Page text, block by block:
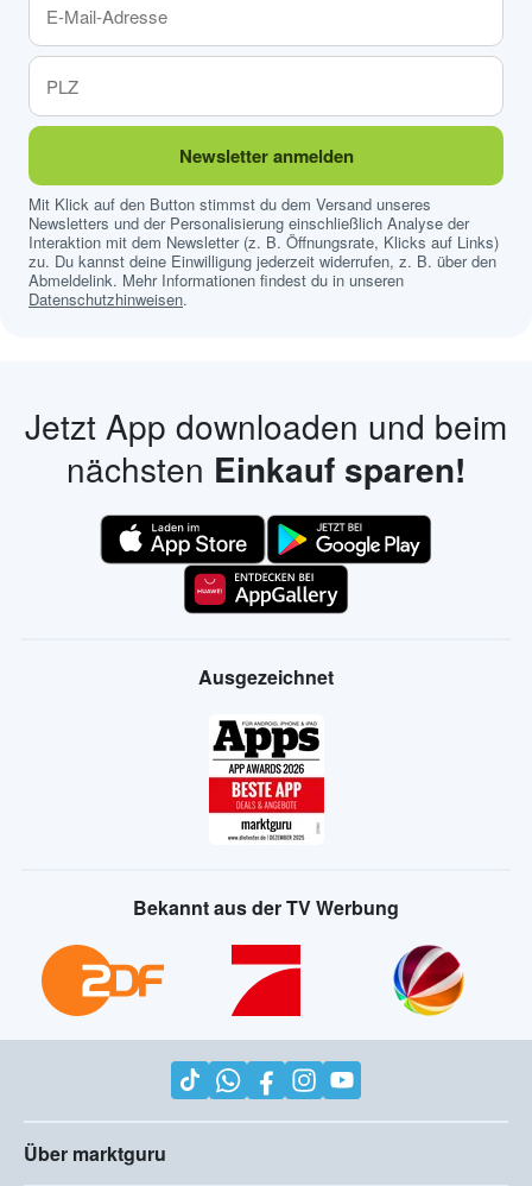
Newsletter anmelden
Mit Klick auf den Button stimmst du dem Versand unseres
Newsletters und der Personalisierung einschließlich Analyse der
Interaktion mit dem Newsletter (z. B. Öffnungsrate, Klicks auf Links)
zu. Du kannst deine Einwilligung jederzeit widerrufen, z. B. über den
Abmeldelink. Mehr Informationen findest du in unseren
Datenschutzhinweisen.
Jetzt App downloaden und beim
nächsten Einkauf sparen!
Ausgezeichnet
Bekannt aus der TV Werbung
Über marktguru